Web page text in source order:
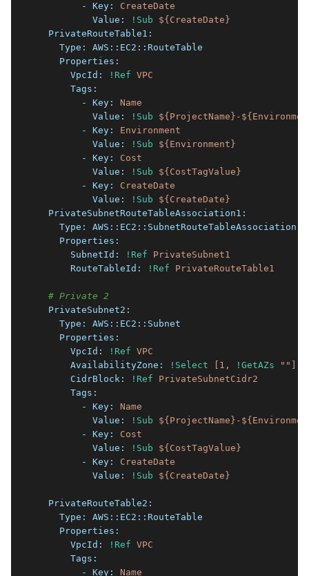
        - Key:
CreateDate
          Value:
!Sub
${CreateDate}
  PrivateRouteTable1:
    Type:
AWS::EC2::RouteTable
    Properties:
      VpcId:
!Ref
VPC
      Tags:
        - Key:
Name
          Value:
!Sub
${ProjectName}-
        - Key:
Environment
          Value:
!Sub
${Environment}
        - Key:
Cost
          Value:
!Sub
${CostTagValue}
        - Key:
CreateDate
          Value:
!Sub
${CreateDate}
  PrivateSubnetRouteTableAssociation1:
    Type:
AWS::EC2::SubnetRouteTableAssociation
    Properties:
      SubnetId:
!Ref
PrivateSubnet1
      RouteTableId:
!Ref PrivateRouteTable1
# Private 2
  PrivateSubnet2:
    Type:
AWS::EC2::Subnet
    Properties:
      VpcId:
!Ref
VPC
      AvailabilityZone:
!Select [1, !GetAZs ""
      CidrBlock:
!Ref
PrivateSubnetCidr2
      Tags:
        - Key:
Name
          Value:
!Sub
${ProjectName}-
        - Key:
Cost
          Value:
!Sub
${CostTagValue}
        - Key:
CreateDate
          Value:
!Sub ${CreateDate}
  PrivateRouteTable2:
    Type:
AWS::EC2::RouteTable
    Properties:
      VpcId:
!Ref
VPC
      Tags:
        - Key:
Name